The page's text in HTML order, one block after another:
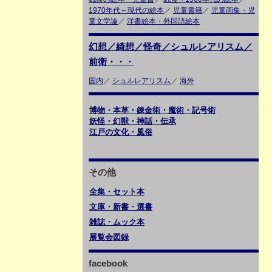
1970年代～現代の絵本／ 児童書籍／ 児童画集・児
童文学論／ 洋書絵本・外国語絵本
幻想／綺想／怪奇／シュルレアリスム／
前衛・・・
国内 ／ シュルレアリスム ／ 海外
博物・本草・錬金術・魔術・記号術
妖怪・幻獣・神話・伝承
江戸の文化・風俗
その他
全集・セット本
文庫・新書・選書
雑誌・ムック本
展覧会図録
facebook